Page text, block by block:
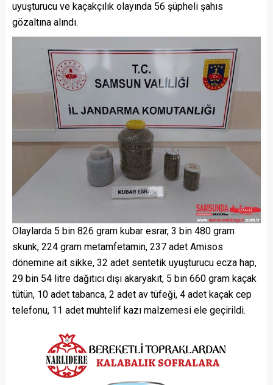
uyuşturucu ve kaçakçılık olayında 56 şüpheli şahıs
gözaltına alındı.
Olaylarda 5 bin 826 gram kubar esrar, 3 bin 480 gram
skunk, 224 gram metamfetamin, 237 adet Amisos
dönemine ait sikke, 32 adet sentetik uyuşturucu ecza hap,
29 bin 54 litre dağıtıcı dışı akaryakıt, 5 bin 660 gram kaçak
tütün, 10 adet tabanca, 2 adet av tüfeği, 4 adet kaçak cep
telefonu, 11 adet muhtelif kazı malzemesi ele geçirildi.